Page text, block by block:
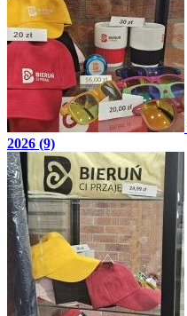
2026 (9)